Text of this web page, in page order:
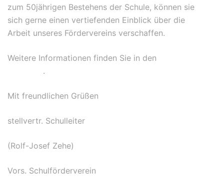
zum 50jährigen Bestehens der Schule, können sie
sich gerne einen vertiefenden Einblick über die
Arbeit unseres Fördervereins verschaffen.
Weitere Informationen finden Sie in den
.
Mit freundlichen Grüßen
stellvertr. Schulleiter
(Rolf-Josef Zehe)
Vors. Schulförderverein